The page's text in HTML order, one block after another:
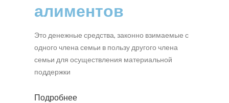
алиментов
Это денежные средства, законно взимаемые с
одного члена семьи в пользу другого члена
семьи для осуществления материальной
поддержки
Подробнее